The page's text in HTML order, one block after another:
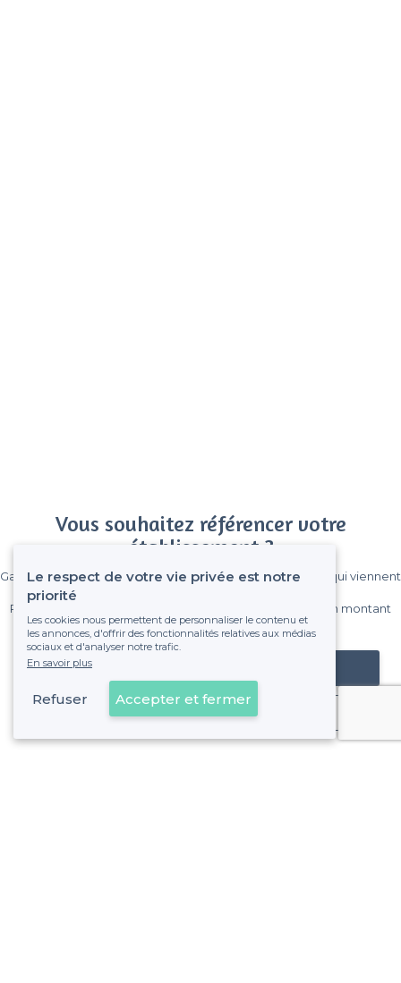
Vous souhaitez référencer votre
établissement ?
Gagnez de nombreux clients parmi le million de visiteurs qui viennent
Pas de commissions et sans engagement, vous payez un montant
fixe sans risque de voir déraper la facture.
Référencer mon établissement
Déjà client
Le respect de votre vie privée est notre
priorité
Les cookies nous permettent de personnaliser le contenu et
les annonces, d'offrir des fonctionnalités relatives aux médias
sociaux et d'analyser notre trafic.
En savoir plus
Refuser Accepter et fermer